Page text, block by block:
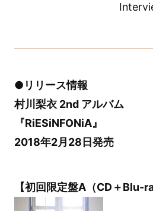
●リリース情報
村川梨衣 2nd アルバム
『RiESiNFONiA』
2018年2月28日発売
【初回限定盤A（CD＋Blu-